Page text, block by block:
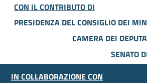
CON IL CONTRIBUTO DI
PRESIDENZA DEL CONSIGLIO DEI
CAMERA DEI
SENATO
IN COLLABORAZIONE CON